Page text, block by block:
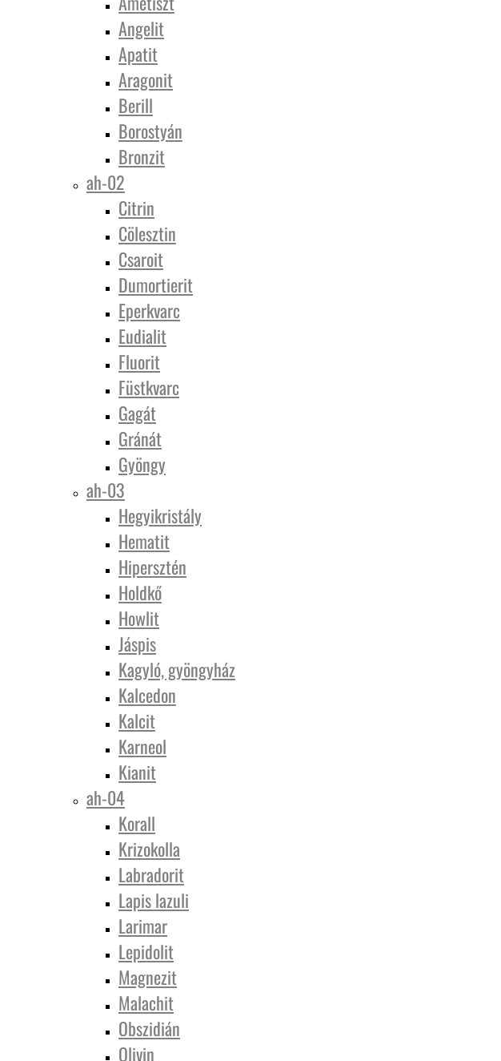
Angelit
Apatit
Aragonit
Berill
Borostyán
Bronzit
ah-02
Citrin
Cölesztin
Csaroit
Dumortierit
Eperkvarc
Eudialit
Fluorit
Füstkvarc
Gagát
Gránát
Gyöngy
ah-03
Hegyikristály
Hematit
Hipersztén
Holdkő
Howlit
Jáspis
Kagyló, gyöngyház
Kalcedon
Kalcit
Karneol
Kianit
ah-04
Korall
Krizokolla
Labradorit
Lapis lazuli
Larimar
Lepidolit
Magnezit
Malachit
Obszidián
Olivin